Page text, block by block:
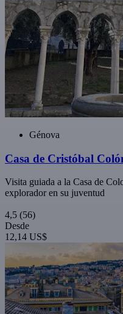
Génova
Casa de Cristóbal
Visita guiada a la Casa de
explorador en su juventud
4,5 (56)
Desde
12,14 US$